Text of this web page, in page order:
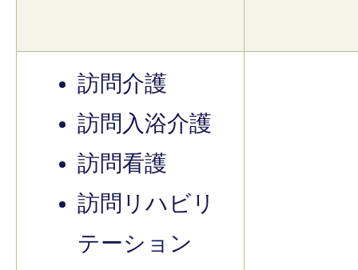
訪問介護
訪問入浴介護
訪問看護
訪問リハビリ
テーション